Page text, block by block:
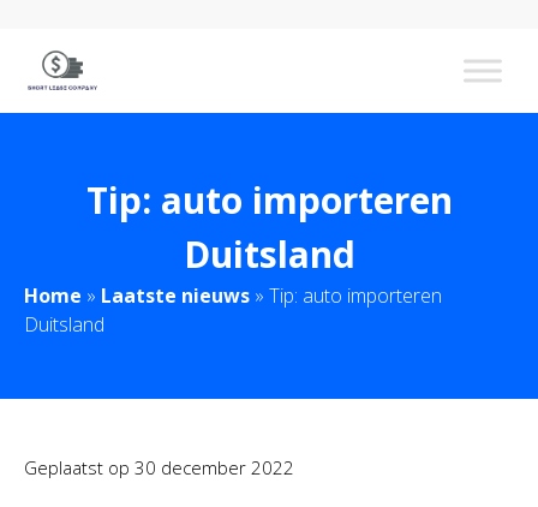
Tip: auto importeren
Duitsland
Home » Laatste nieuws » Tip: auto importeren
Duitsland
Geplaatst op 30 december 2022